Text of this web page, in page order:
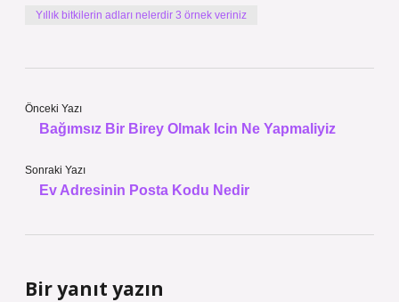
Yıllık bitkilerin adları nelerdir 3 örnek veriniz
Önceki Yazı
Bağımsız Bir Birey Olmak Icin Ne Yapmaliyiz
Sonraki Yazı
Ev Adresinin Posta Kodu Nedir
Bir yanıt yazın